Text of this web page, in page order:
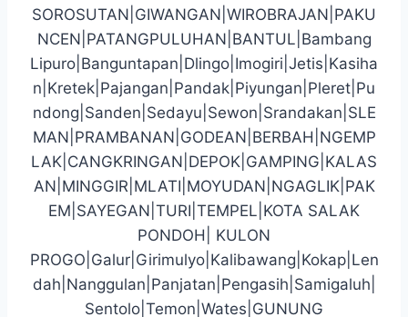
SOROSUTAN|GIWANGAN|WIROBRAJAN|PAKU
NCEN|PATANGPULUHAN|BANTUL|Bambang
Lipuro|Banguntapan|Dlingo|Imogiri|Jetis|Kasiha
n|Kretek|Pajangan|Pandak|Piyungan|Pleret|Pu
ndong|Sanden|Sedayu|Sewon|Srandakan|SLE
MAN|PRAMBANAN|GODEAN|BERBAH|NGEMP
LAK|CANGKRINGAN|DEPOK|GAMPING|KALAS
AN|MINGGIR|MLATI|MOYUDAN|NGAGLIK|PAK
EM|SAYEGAN|TURI|TEMPEL|KOTA SALAK
PONDOH| KULON
PROGO|Galur|Girimulyo|Kalibawang|Kokap|Len
dah|Nanggulan|Panjatan|Pengasih|Samigaluh|
Sentolo|Temon|Wates|GUNUNG